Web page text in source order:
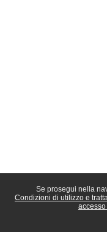
Se prosegui nella
Condizioni di utilizzo e